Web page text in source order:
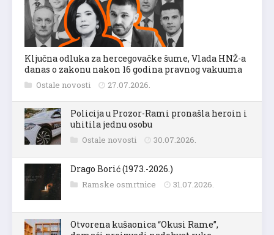
Ključna odluka za hercegovačke šume, Vlada HNŽ-a
danas o zakonu nakon 16 godina pravnog vakuuma
Ostale novosti 27.07.2026.
Policija u Prozor-Rami pronašla heroin i
uhitila jednu osobu
Ostale novosti 30.07.2026.
Drago Borić (1973.-2026.)
Ramske osmrtnice 31.07.2026.
Otvorena kušaonica “Okusi Rame”,